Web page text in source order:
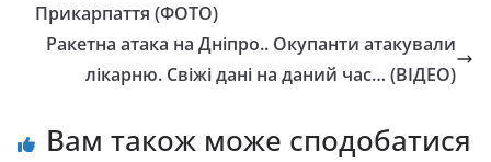
Пpикapпaття (ФОТО)
Ракетна атака на Дніпро.. Окупанти атакували
лікарню. Свіжі дані на даний час… (ВІДЕО)
Вам також може сподобатися